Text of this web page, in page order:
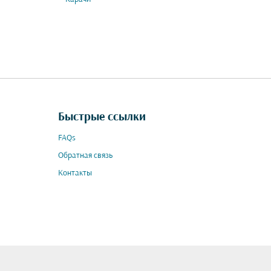
Быстрые ссылки
FAQs
Обратная связь
Контакты